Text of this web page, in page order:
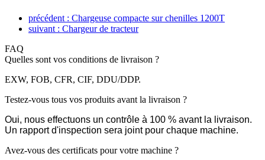
précédent : Chargeuse compacte sur chenilles 1200T
suivant : Chargeur de tracteur
FAQ
Quelles sont vos conditions de livraison ?
EXW, FOB, CFR, CIF, DDU/DDP.
Testez-vous tous vos produits avant la livraison ?
Oui, nous effectuons un contrôle à 100 % avant la livraison.
Un rapport d'inspection sera joint pour chaque machine.
Avez-vous des certificats pour votre machine ?